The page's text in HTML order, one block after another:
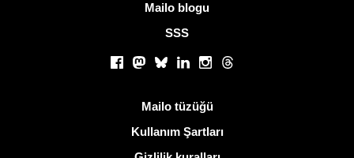
Mailo blogu
SSS
Facebook
Mastodon
BlueskyLinkedInInstagram
Threads
Mailo tüzüğü
Kullanım Şartları